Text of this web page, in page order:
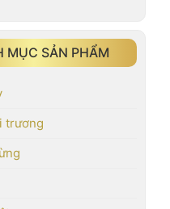
MỤC SẢN PHẨM
trương